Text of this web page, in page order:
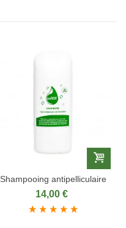
Shampooing antipelliculaire
14,00 €